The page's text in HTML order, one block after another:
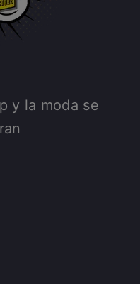
y la moda se